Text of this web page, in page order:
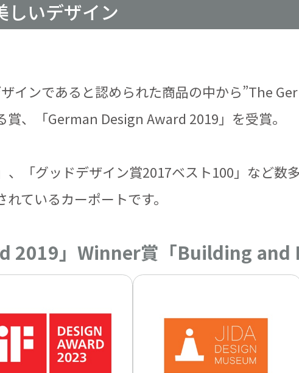
しいデザイン
インであると認められた商品の中から”The
、「German Design Award 2019」を受賞。
、「グッドデザイン賞2017ベスト100」など数
ているカーポートです。
2019」Winner賞「Building and